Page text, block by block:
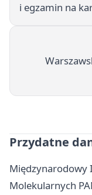
i egzamin na
Przydatne
Międzynarodowy
Molekularnych